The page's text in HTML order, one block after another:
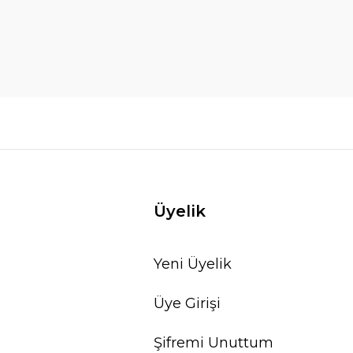
Üyelik
Yeni Üyelik
Üye Girişi
Şifremi Unuttum